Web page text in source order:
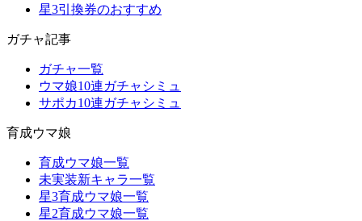
星3引換券のおすすめ
ガチャ記事
ガチャ一覧
ウマ娘10連ガチャシミュ
サポカ10連ガチャシミュ
育成ウマ娘
育成ウマ娘一覧
未実装新キャラ一覧
星3育成ウマ娘一覧
星2育成ウマ娘一覧